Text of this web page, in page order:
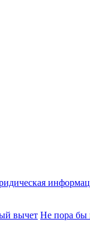
вычет Не пора бы